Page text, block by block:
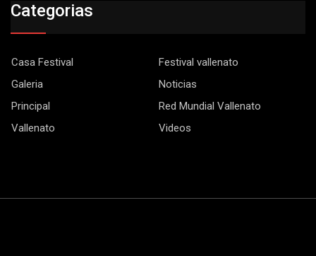
Categorias
Casa Festival
Festival vallenato
Galeria
Noticias
Principal
Red Mundial Vallenato
Vallenato
Videos